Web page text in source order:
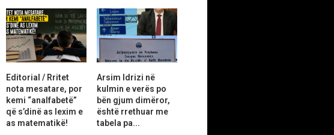
Editorial / Rritet
nota mesatare, por
kemi “analfabetë”
që s’dinë as lexim e
as matematikë!
Arsim Idrizi në
kulmin e verës po
bën gjum dimëror,
është rrethuar me
tabela pa...